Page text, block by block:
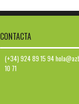
CONTACTA
(+34) 924 89 15 94
10 71